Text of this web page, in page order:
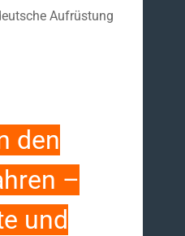
Aufrüstung
den
–
und